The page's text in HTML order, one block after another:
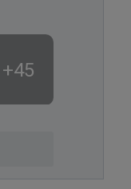
+45